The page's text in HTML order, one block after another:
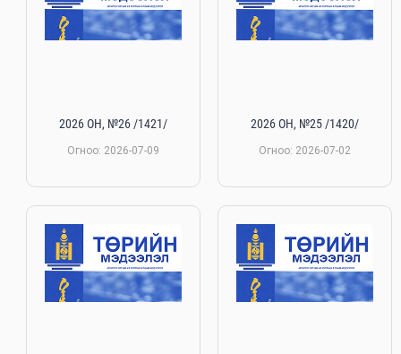
2026 ОН, №26 /1421/
Огноо: 2026-07-09
2026 ОН, №25 /1420/
Огноо: 2026-07-02